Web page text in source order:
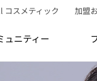
スメティック 加盟
ュニティー